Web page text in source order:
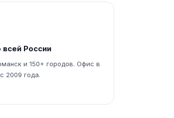
России
и 150+ городов. Офис в
2009 года.